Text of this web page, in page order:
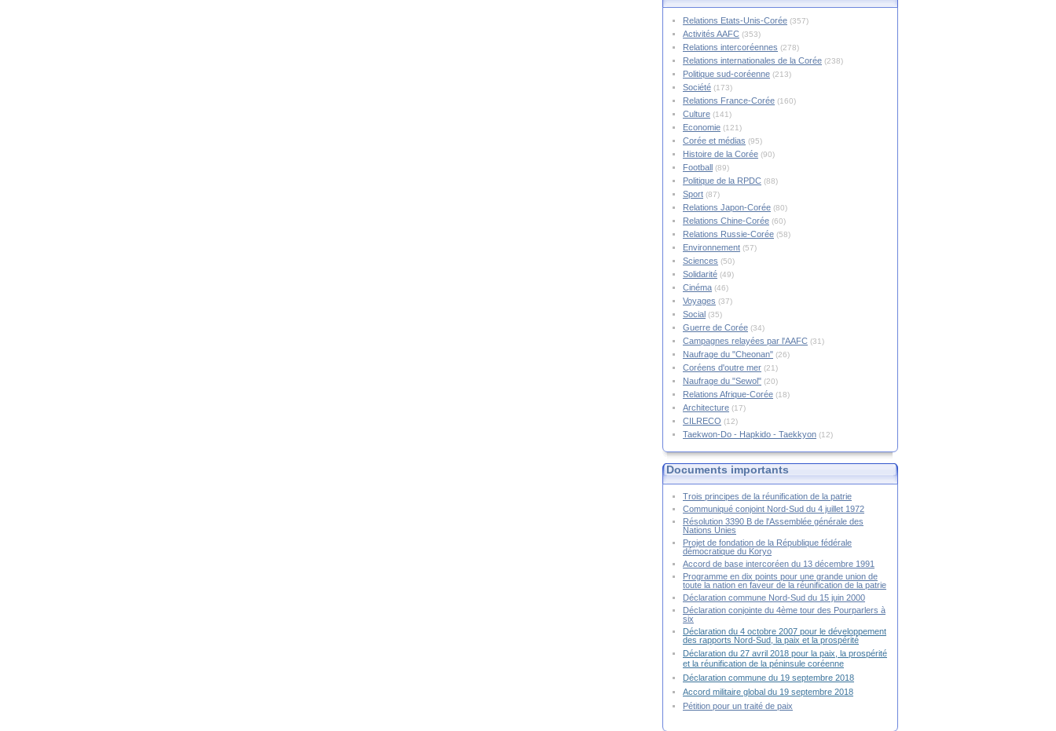
Relations Etats-Unis-Corée (357)
Activités AAFC (353)
Relations intercoréennes (278)
Relations internationales de la Corée (238)
Politique sud-coréenne (213)
Société (173)
Relations France-Corée (160)
Culture (141)
Economie (121)
Corée et médias (95)
Histoire de la Corée (90)
Football (89)
Politique de la RPDC (88)
Sport (87)
Relations Japon-Corée (80)
Relations Chine-Corée (60)
Relations Russie-Corée (58)
Environnement (57)
Sciences (50)
Solidarité (49)
Cinéma (46)
Voyages (37)
Social (35)
Guerre de Corée (34)
Campagnes relayées par l'AAFC (31)
Naufrage du "Cheonan" (26)
Coréens d'outre mer (21)
Naufrage du "Sewol" (20)
Relations Afrique-Corée (18)
Architecture (17)
CILRECO (12)
Taekwon-Do - Hapkido - Taekkyon (12)
Documents importants
Trois principes de la réunification de la patrie
Communiqué conjoint Nord-Sud du 4 juillet 1972
Résolution 3390 B de l'Assemblée générale des
Nations Unies
Projet de fondation de la République fédérale
démocratique du Koryo
Accord de base intercoréen du 13 décembre 1991
Programme en dix points pour une grande union de
toute la nation en faveur de la réunification de la patrie
Déclaration commune Nord-Sud du 15 juin 2000
Déclaration conjointe du 4ème tour des Pourparlers à
six
Déclaration du 4 octobre 2007 pour le développement
des rapports Nord-Sud, la paix et la prospérité
Déclaration du 27 avril 2018 pour la paix, la prospérité
et la réunification de la péninsule coréenne
Déclaration commune du 19 septembre 2018
Accord militaire global du 19 septembre 2018
Pétition pour un traité de paix